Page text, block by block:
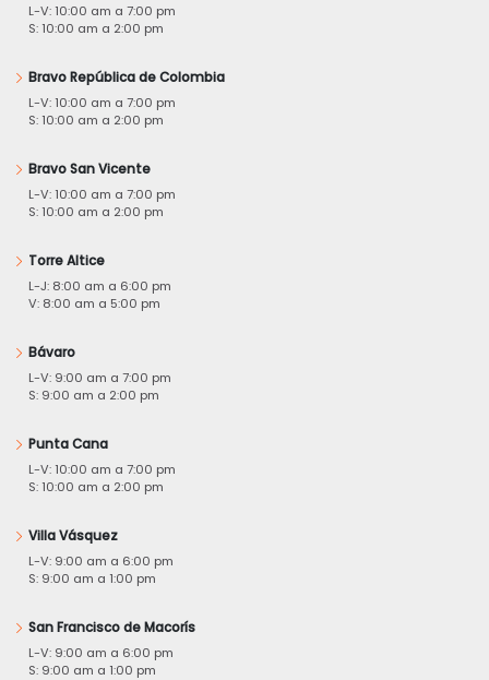
L-V: 10:00 am a 7:00 pm
S: 10:00 am a 2:00 pm
Bravo República de Colombia
L-V: 10:00 am a 7:00 pm
S: 10:00 am a 2:00 pm
Bravo San Vicente
L-V: 10:00 am a 7:00 pm
S: 10:00 am a 2:00 pm
Torre Altice
L-J: 8:00 am a 6:00 pm
V: 8:00 am a 5:00 pm
Bávaro
L-V: 9:00 am a 7:00 pm
S: 9:00 am a 2:00 pm
Punta Cana
L-V: 10:00 am a 7:00 pm
S: 10:00 am a 2:00 pm
Villa Vásquez
L-V: 9:00 am a 6:00 pm
S: 9:00 am a 1:00 pm
San Francisco de Macorís
L-V: 9:00 am a 6:00 pm
S: 9:00 am a 1:00 pm